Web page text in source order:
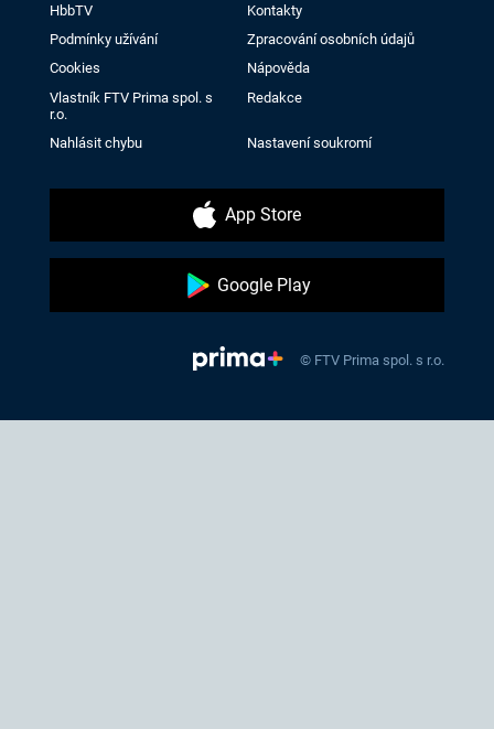
HbbTV
Kontakty
Podmínky užívání
Zpracování osobních údajů
Cookies
Nápověda
Vlastník FTV Prima spol. s
r.o.
Redakce
Nahlásit chybu Nastavení soukromí
App Store
Google Play
© FTV Prima spol. s r.o.